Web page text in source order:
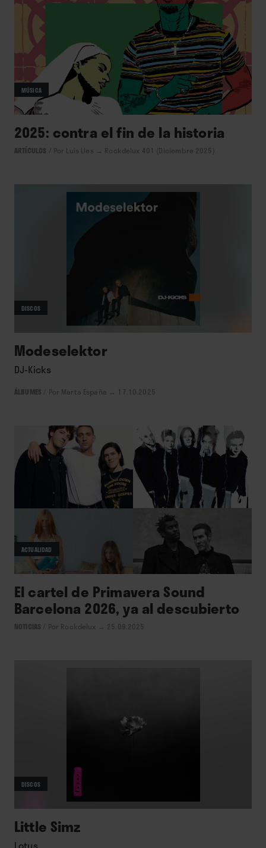
MÚSICA
2025: contra el fin de la historia
ARTÍCULOS Por Luis Lles → Rockdelux 401 (Diciembre 2025)
DISCOS
Modeselektor
DJ-Kicks
ÁLBUMES Por Marta España → 17.10.2025
ACTUALIDAD
El cartel de Primavera Sound
Barcelona 2026, ya al descubierto
NOTICIAS Por Rockdelux → 25.09.2025
DISCOS
Little Simz